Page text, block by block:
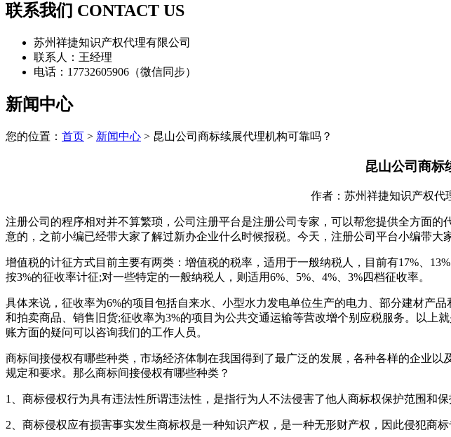
联系我们 CONTACT US
苏州祥捷知识产权代理有限公司
联系人：王经理
电话：17732605906（微信同步）
新闻中心
您的位置： 首页 > 新闻中心 > 昆山公司商标续展代理机构可靠吗？
昆山公司商标
作者：苏州祥捷知识产权代
注册公司的程序相对并不算繁琐，公司注册平台是注册公司专家，可以帮您提供全方面
意的，之前小编已经带大家了解过新办企业什么时候报税。今天，注册公司平台小编带大
增值税的计征方式目前主要有两类：增值税的税率，适用于一般纳税人，目前有17%、
按3%的征收率计征;对一些特定的一般纳税人，则适用6%、5%、4%、3%四档征收率。
具体来说，征收率为6%的项目包括自来水、小型水力发电单位生产的电力、部分建材产
和拍卖商品、销售旧货;征收率为3%的项目为公共交通运输等营改增个别应税服务。以
账方面的疑问可以咨询我们的工作人员。
商标间接侵权有哪些种类，市场经济体制在我国得到了最广泛的发展，各种各样的企业
规定和要求。那么商标间接侵权有哪些种类？
1、商标侵权行为具有违法性所谓违法性，是指行为人不法侵害了他人商标权保护范围和保
2、商标侵权应有损害事实发生商标权是一种知识产权，是一种无形财产权，因此侵犯商